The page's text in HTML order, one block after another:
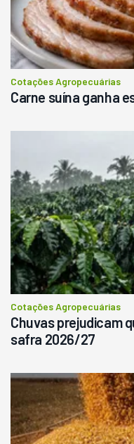
R$ 145.000
Consultar
Cotações Agropecuárias
Carne suína ganha
Cotações Agropecuárias
Chuvas prejudicam
safra 2026/27